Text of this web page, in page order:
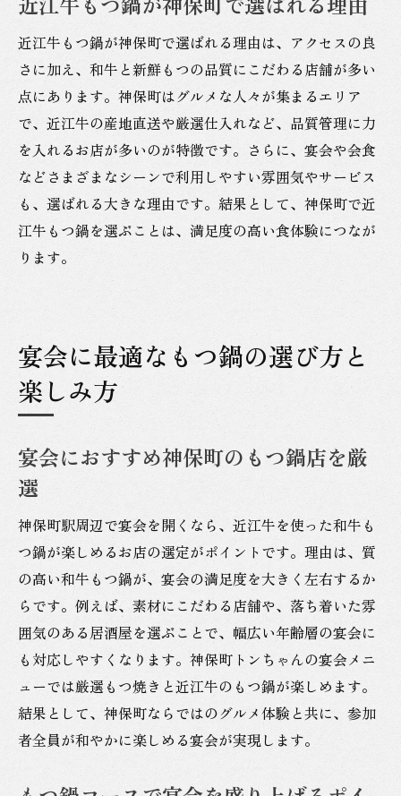
近江牛もつ鍋が神保町で選ばれる理由は、アクセスの良
さに加え、和牛と新鮮もつの品質にこだわる店舗が多い
点にあります。神保町はグルメな人々が集まるエリア
で、近江牛の産地直送や厳選仕入れなど、品質管理に力
を入れるお店が多いのが特徴です。さらに、宴会や会食
などさまざまなシーンで利用しやすい雰囲気やサービス
も、選ばれる大きな理由です。結果として、神保町で近
江牛もつ鍋を選ぶことは、満足度の高い食体験につなが
ります。
宴会に最適なもつ鍋の選び方と
楽しみ方
宴会におすすめ神保町のもつ鍋店を厳
選
神保町駅周辺で宴会を開くなら、近江牛を使った和牛も
つ鍋が楽しめるお店の選定がポイントです。理由は、質
の高い和牛もつ鍋が、宴会の満足度を大きく左右するか
らです。例えば、素材にこだわる店舗や、落ち着いた雰
囲気のある居酒屋を選ぶことで、幅広い年齢層の宴会に
も対応しやすくなります。神保町トンちゃんの宴会メニ
ューでは厳選もつ焼きと近江牛のもつ鍋が楽しめます。
結果として、神保町ならではのグルメ体験と共に、参加
者全員が和やかに楽しめる宴会が実現します。